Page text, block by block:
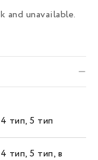
and unavailable.
4 тип, 5 тип
4 тип, 5 тип, в